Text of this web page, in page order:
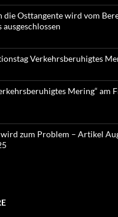
die Osttangente wird vom
Verkehrsberuhigtes
Mering“ am
zum Problem – Artikel